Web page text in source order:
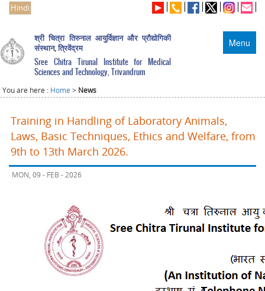
Hindi
Menu
श्री चित्रा तिरुनाल आयुर्विज्ञान और प्रौद्योगिकी
संस्थान, त्रिवेंद्रम
Sree Chitra Tirunal Institute for Medical
Sciences and Technology, Trivandrum
You are here : Home > News
Training in Handling of Laboratory Animals,
Laws, Basic Techniques, Ethics and Welfare, from
9th to 13th March 2026.
MON, 09 - FEB - 2026